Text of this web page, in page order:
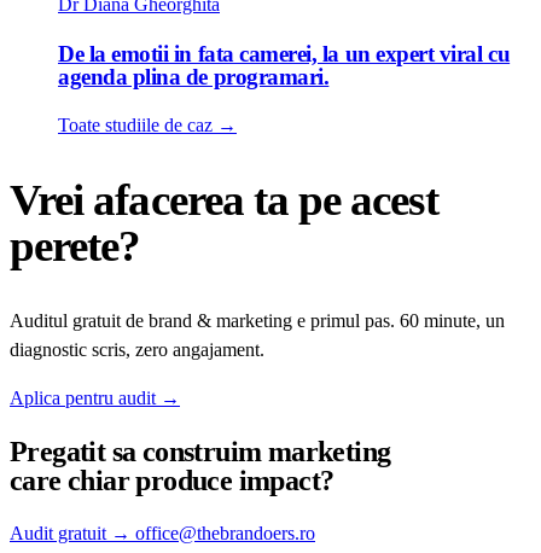
Dr Diana Gheorghita
De la emotii in fata camerei, la un expert viral cu
agenda plina de programari.
Toate studiile de caz →
Vrei afacerea ta pe acest
perete?
Auditul gratuit de brand & marketing e primul pas. 60 minute, un
diagnostic scris, zero angajament.
Aplica pentru audit →
Pregatit sa construim marketing
care chiar produce impact?
Audit gratuit → office@thebrandoers.ro